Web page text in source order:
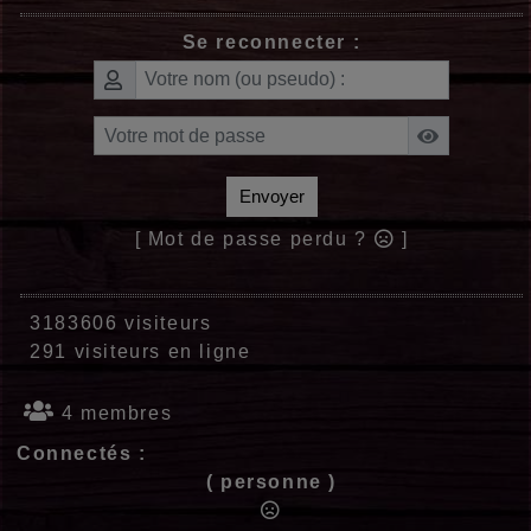
Se reconnecter :
Envoyer
[ Mot de passe perdu ? ]
3183606 visiteurs
291 visiteurs en ligne
4 membres
Connectés :
( personne )